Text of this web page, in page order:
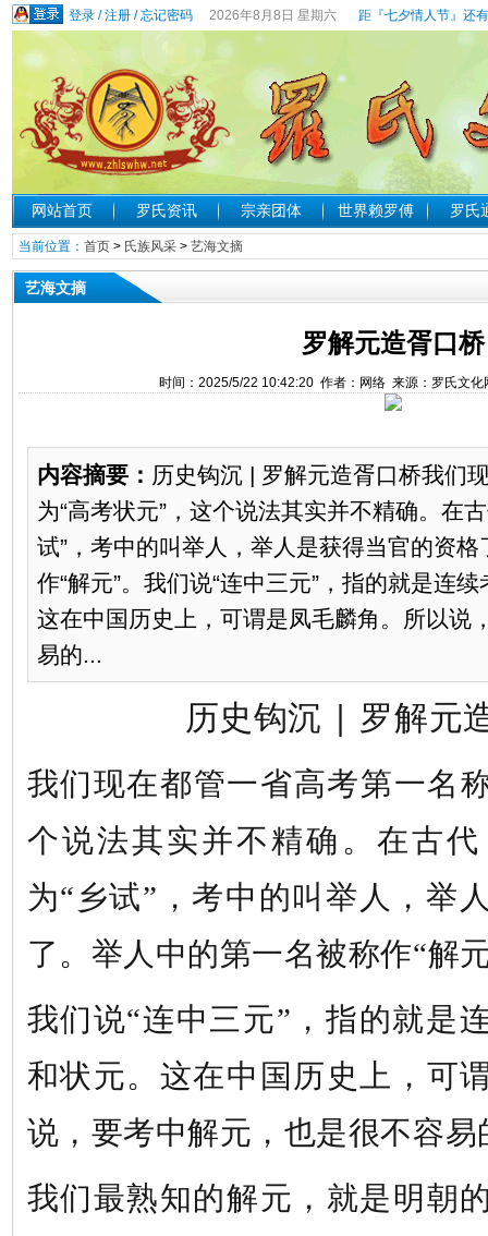
登录/注册/忘记密码 2026年8月8日 星期六 距『七夕情人节』还
网站首页 罗氏资讯 宗亲团体 世界赖罗傅 罗氏
当前位置： 首页> 氏族风采> 艺海文摘
艺海文摘
罗解元造胥口桥
时间：2025/5/22 10:42:20 作者：网络 来源：罗氏文
内容摘要： 历史钩沉 | 罗解元造胥口桥我们
为“高考状元”，这个说法其实并不精确。在
试”，考中的叫举人，举人是获得当官的资
作“解元”。我们说“连中三元”，指的就是连
这在中国历史上，可谓是凤毛麟角。所以说
易的...
历史钩沉 | 罗解元
我们现在都管一省高考第一名
个说法其实并不精确。在古
为“乡试”，考中的叫举人，举
了。举人中的第一名被称作“解
我们说“连中三元”，指的就是
和状元。这在中国历史上，可
说，要考中解元，也是很不容易
我们最熟知的解元，就是明朝